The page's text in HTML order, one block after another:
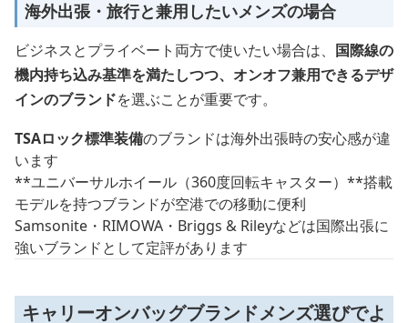
海外出張・旅行と兼用したいメンズの場合
ビジネスとプライベート両方で使いたい場合は、 国際線の
機内持ち込み基準を満たしつつ、オンオフ兼用できるデザ
インのブランドを選ぶことが重要です。
TSAロック標準装備のブランドは海外出張時の安心感が違
います
**ユニバーサルホイール（360度回転キャスター）**搭載
モデルを持つブランドが空港での移動に便利
Samsonite・RIMOWA・Briggs & Rileyなどは国際出張に
強いブランドとして定評があります
キャリーオンバッグブランドメンズ選びでよ